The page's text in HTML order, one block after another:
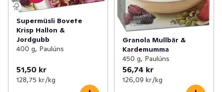
Supermüsli Bovete
Krisp Hallon &
Jordgubb
400 g, Paulúns
51,50 kr
128,75 kr /kg
Granola Mullbär &
Kardemumma
450 g, Paulúns
56,74 kr
126,09 kr /kg